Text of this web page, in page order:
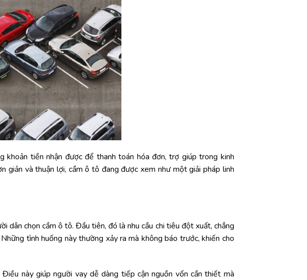
tiền nhận được để thanh toán hóa đơn, trợ giúp trong kinh
giản và thuận lợi, cầm ô tô đang được xem như một giải pháp linh
dân chọn cầm ô tô. Đầu tiên, đó là nhu cầu chi tiêu đột xuất, chẳng
tình huống này thường xảy ra mà không báo trước, khiến cho
này giúp người vay dễ dàng tiếp cận nguồn vốn cần thiết mà